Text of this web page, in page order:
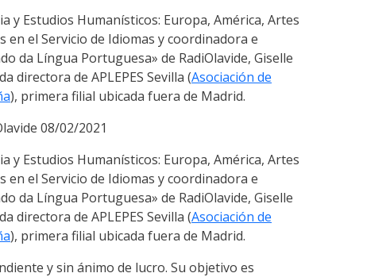
y Estudios Humanísticos: Europa, América, Artes
el Servicio de Idiomas y coordinadora e
da Língua Portuguesa» de RadiOlavide, Giselle
directora de APLEPES Sevilla (Asociación de
), primera filial ubicada fuera de Madrid.
08/02/2021
y Estudios Humanísticos: Europa, América, Artes
el Servicio de Idiomas y coordinadora e
da Língua Portuguesa» de RadiOlavide, Giselle
directora de APLEPES Sevilla (Asociación de
), primera filial ubicada fuera de Madrid.
y sin ánimo de lucro. Su objetivo es